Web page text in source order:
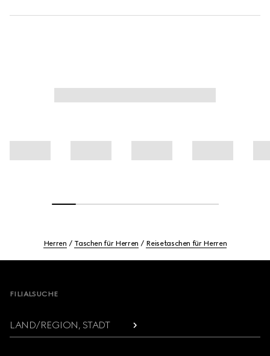
Herren Taschen für Herren Reisetaschen für Herren
FILIALSUCHE
LAND/REGION, STADT